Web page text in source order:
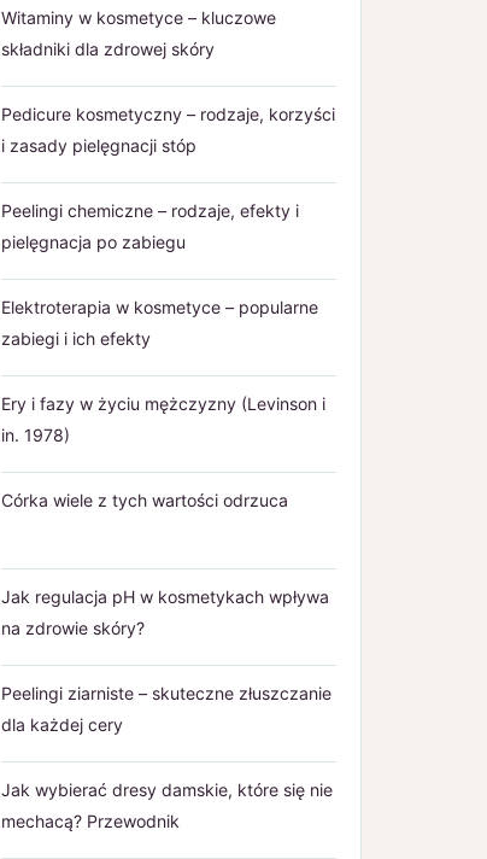
Witaminy w kosmetyce – kluczowe
składniki dla zdrowej skóry
Pedicure kosmetyczny – rodzaje, korzyści
i zasady pielęgnacji stóp
Peelingi chemiczne – rodzaje, efekty i
pielęgnacja po zabiegu
Elektroterapia w kosmetyce – popularne
zabiegi i ich efekty
Ery i fazy w życiu mężczyzny (Levinson i
in. 1978)
Córka wiele z tych wartości odrzuca
Jak regulacja pH w kosmetykach wpływa
na zdrowie skóry?
Peelingi ziarniste – skuteczne złuszczanie
dla każdej cery
Jak wybierać dresy damskie, które się nie
mechacą? Przewodnik